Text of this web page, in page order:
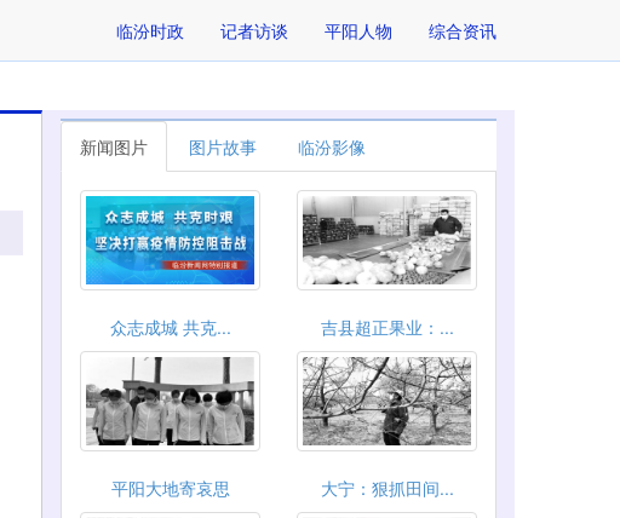
临汾时政 记者访谈 平阳人物 综合资讯
新闻图片 图片故事 临汾影像
众志成城 共克... 吉县超正果业：...
平阳大地寄哀思 大宁：狠抓田间...